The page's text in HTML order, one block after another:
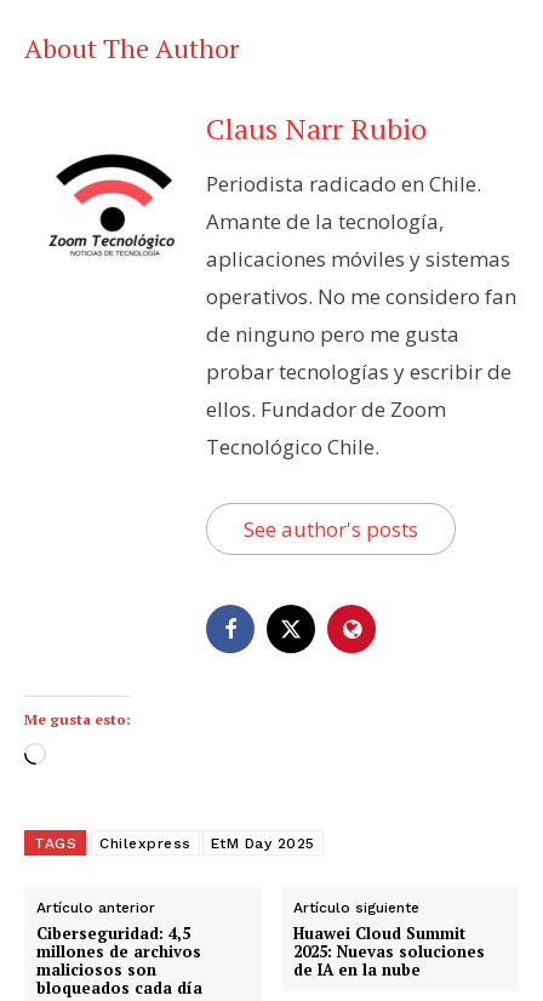
About The Author
Claus Narr Rubio
Periodista radicado en Chile.
Amante de la tecnología,
aplicaciones móviles y sistemas
operativos. No me considero fan
de ninguno pero me gusta
probar tecnologías y escribir de
ellos. Fundador de Zoom
Tecnológico Chile.
See author's posts
Me gusta esto:
C
g
n
d
o
.
TAGS Chilexpress EtM Day 2025
Artículo anterior
Ciberseguridad: 4,5
millones de archivos
maliciosos son
bloqueados cada día
Artículo siguiente
Huawei Cloud Summit
2025: Nuevas soluciones
de IA en la nube